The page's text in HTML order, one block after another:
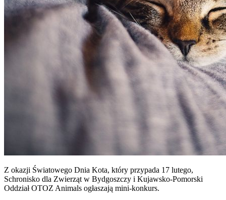
Z okazji Światowego Dnia Kota, który przypada 17 lutego,
Schronisko dla Zwierząt w Bydgoszczy i Kujawsko-Pomorski
Oddział OTOZ Animals ogłaszają mini-konkurs.